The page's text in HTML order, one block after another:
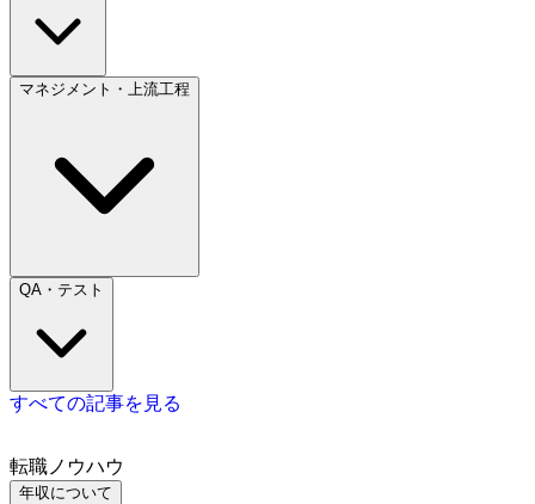
マネジメント・上流工程
QA・テスト
すべての記事を見る
転職ノウハウ
年収について